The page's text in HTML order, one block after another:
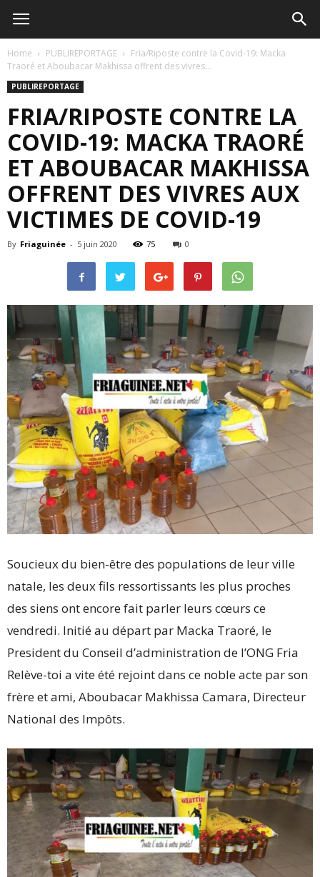
Home PUBLIREPORTAGE
Fria/Riposte contre la Covid-19: Macka
Traoré et Aboubacar Makhissa offrent des vivres...
PUBLIREPORTAGE
FRIA/RIPOSTE CONTRE LA
COVID-19: MACKA TRAORÉ
ET ABOUBACAR MAKHISSA
OFFRENT DES VIVRES AUX
VICTIMES DE COVID-19
By Friaguinée - 5 juin 2020 75 0
Soucieux du bien-être des populations de leur ville
natale, les deux fils ressortissants les plus proches
des siens ont encore fait parler leurs cœurs ce
vendredi. Initié au départ par Macka Traoré, le
President du Conseil d’administration de l’ONG Fria
Relève-toi a vite été rejoint dans ce noble acte par son
frère et ami, Aboubacar Makhissa Camara, Directeur
National des Impôts.